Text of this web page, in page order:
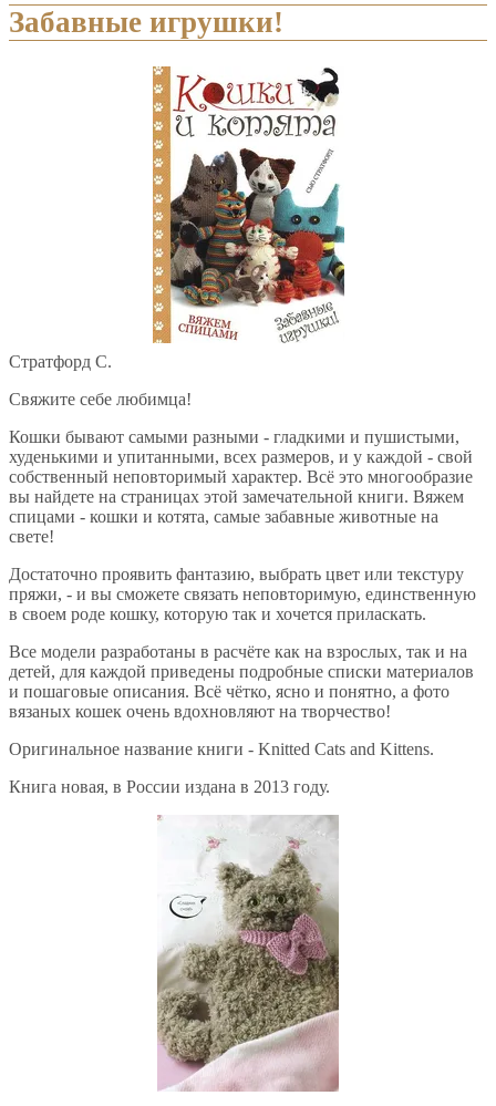
Забавные игрушки!
Стратфорд С.
Свяжите себе любимца!
Кошки бывают самыми разными - гладкими и пушистыми,
худенькими и упитанными, всех размеров, и у каждой - свой
собственный неповторимый характер. Всё это многообразие
вы найдете на страницах этой замечательной книги. Вяжем
спицами - кошки и котята, самые забавные животные на
свете!
Достаточно проявить фантазию, выбрать цвет или текстуру
пряжи, - и вы сможете связать неповторимую, единственную
в своем роде кошку, которую так и хочется приласкать.
Все модели разработаны в расчёте как на взрослых, так и на
детей, для каждой приведены подробные списки материалов
и пошаговые описания. Всё чётко, ясно и понятно, а фото
вязаных кошек очень вдохновляют на творчество!
Оригинальное название книги - Knitted Cats and Kittens.
Книга новая, в России издана в 2013 году.